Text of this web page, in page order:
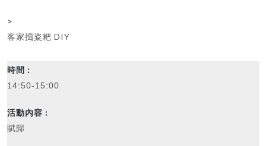
>
客家搗粢粑 DIY
14:50-15:00
賦歸